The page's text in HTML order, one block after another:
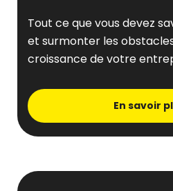
Tout ce que vous devez
et surmonter les
croissance de votre
En savoir